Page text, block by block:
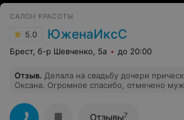
САЛОН КРАСОТЫ
5.0 ЮженаИксС
Брест, б-р Шевченко, 5а до 20:00
Отзыв. Делала на свадьбу дочери
Оксана. Огромное спасибо, отмечено
Отзывы7